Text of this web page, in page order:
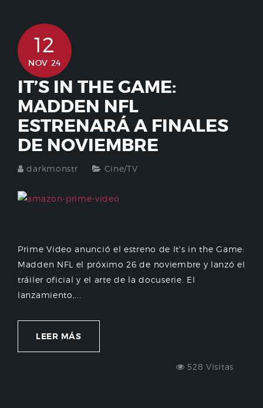
12
NOV 24
IT’S IN THE GAME:
MADDEN NFL
ESTRENARÁ A FINALES
DE NOVIEMBRE
darkmonstr Cine/TV
Prime Video anunció el estreno de It's in the Game:
Madden NFL el próximo 26 de noviembre y lanzó el
tráiler oficial y el arte de la docuserie. El
lanzamiento,...
LEER MÁS
528 Visitas